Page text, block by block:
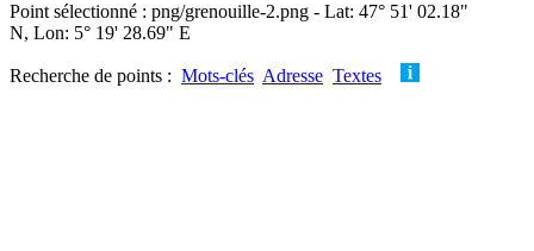
Point sélectionné : png/grenouille-2.png - Lat: 47° 51' 02.18"
N, Lon: 5° 19' 28.69" E
Recherche de points : Mots-clés Adresse Textes